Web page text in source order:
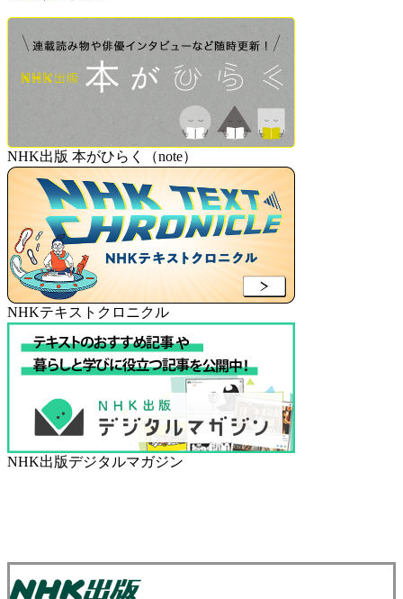
NHK出版 本がひらく（note）
NHKテキストクロニクル
NHK出版デジタルマガジン